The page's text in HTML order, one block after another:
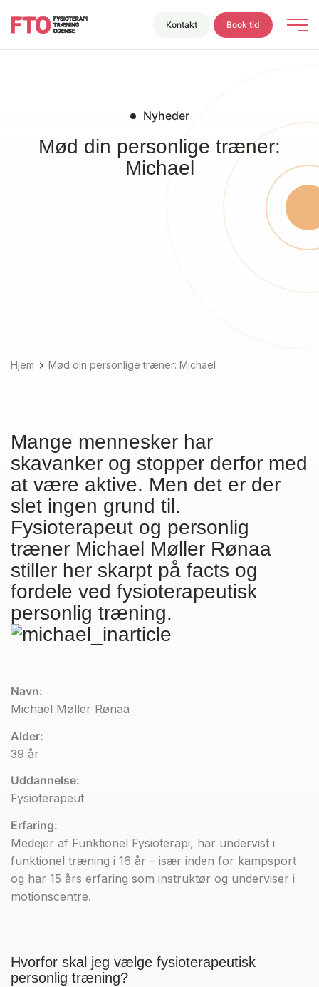
Kontakt Book tid
Nyheder
Mød din personlige træner:
Michael
Hjem Mød din personlige træner: Michael
Mange mennesker har
skavanker og stopper derfor med
at være aktive. Men det er der
slet ingen grund til.
Fysioterapeut og personlig
træner Michael Møller Rønaa
stiller her skarpt på facts og
fordele ved fysioterapeutisk
personlig træning.
Navn:
Michael Møller Rønaa
Alder:
39 år
Uddannelse:
Fysioterapeut
Erfaring:
Medejer af Funktionel Fysioterapi, har undervist i
funktionel træning i 16 år – især inden for kampsport
og har 15 års erfaring som instruktør og underviser i
motionscentre.
Hvorfor skal jeg vælge fysioterapeutisk
personlig træning?